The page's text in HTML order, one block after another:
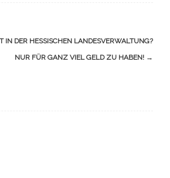
IN DER HESSISCHEN LANDESVERWALTUNG?
NUR FÜR GANZ VIEL GELD ZU HABEN! →